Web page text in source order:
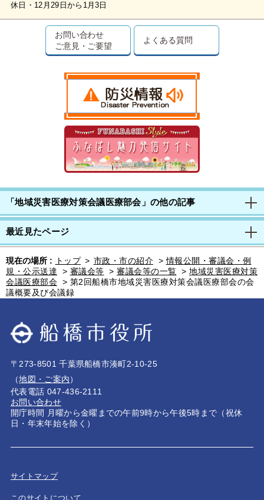
休日・12月29日から1月3日
お問い合わせ
ご意見・ご要望
よくある質問
「地域災害医療対策会議医療部会」の他の記事
最近見たページ
現在の場所 : トップ > 市政・市の紹介 >情報公開・審議会・例
規・公示送達
> 審議会等 > 審議会等の一覧 > 地域災害医療対策
会議医療部会 > 第2回船橋市地域災害医療対策会議医療部会の会
議概要及び会議録
〒273-8501 千葉県船橋市湊町2-10-25
（地図・ご案内）
代表電話 047-436-2111
お問い合わせ
開庁時間 月曜から金曜までの午前9時から午後5時まで（祝休
日・年末年始を除く）
サイトマップ
このサイトについて